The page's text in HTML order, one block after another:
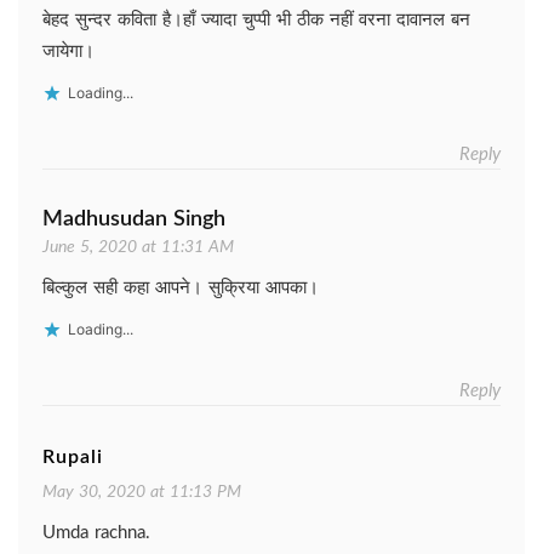
बेहद सुन्दर कविता है।हाँ ज्यादा चुप्पी भी ठीक नहीं वरना दावानल बन
जायेगा।
Loading...
Reply
Madhusudan Singh
June 5, 2020 at 11:31 AM
बिल्कुल सही कहा आपने। सुक्रिया आपका।
Loading...
Reply
Rupali
May 30, 2020 at 11:13 PM
Umda rachna.